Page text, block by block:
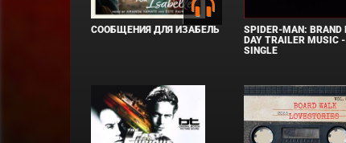
СООБЩЕНИЯ ДЛЯ ИЗАБЕЛЬ
SPIDER-MAN: BRAND
DAY TRAILER MUSIC -
SINGLE